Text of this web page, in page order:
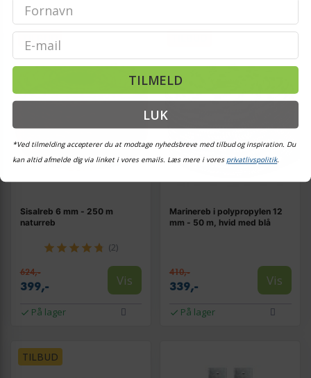
TILBUD
Sisalreb 6 mm - 250 m
naturreb
(2)
624,-
399,- Vis
På lager
Marinereb i polypropylen 12
mm - 50 m, hvid med blå
410,-
339,- Vis
På lager
TILBUD
Email
TILMELD
LUK
*Ved tilmelding accepterer du at modtage nyhedsbreve med tilbud og inspiration. Du
kan altid afmelde dig via linket i vores emails. Læs mere i vores privatlivspolitik.